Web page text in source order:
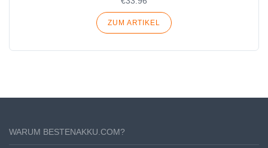
ZUM ARTIKEL
WARUM BESTENAKKU.COM?